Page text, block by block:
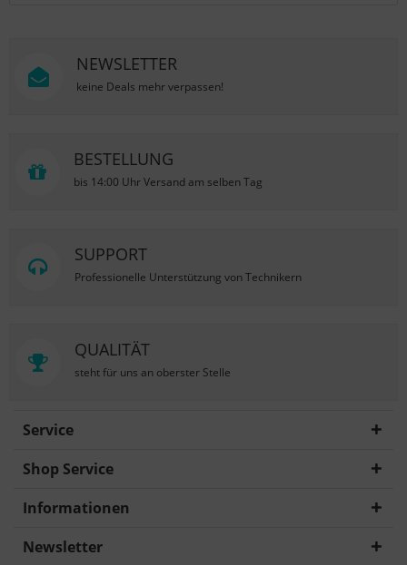
NEWSLETTER
keine Deals mehr verpassen!
BESTELLUNG
bis 14:00 Uhr Versand am selben Tag
SUPPORT
Professionelle Unterstützung von Technikern
QUALITÄT
steht für uns an oberster Stelle
Service
Shop Service
Informationen
Newsletter